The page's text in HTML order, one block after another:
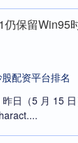
仍保留Win95
配资平台排名
日（5 月 15